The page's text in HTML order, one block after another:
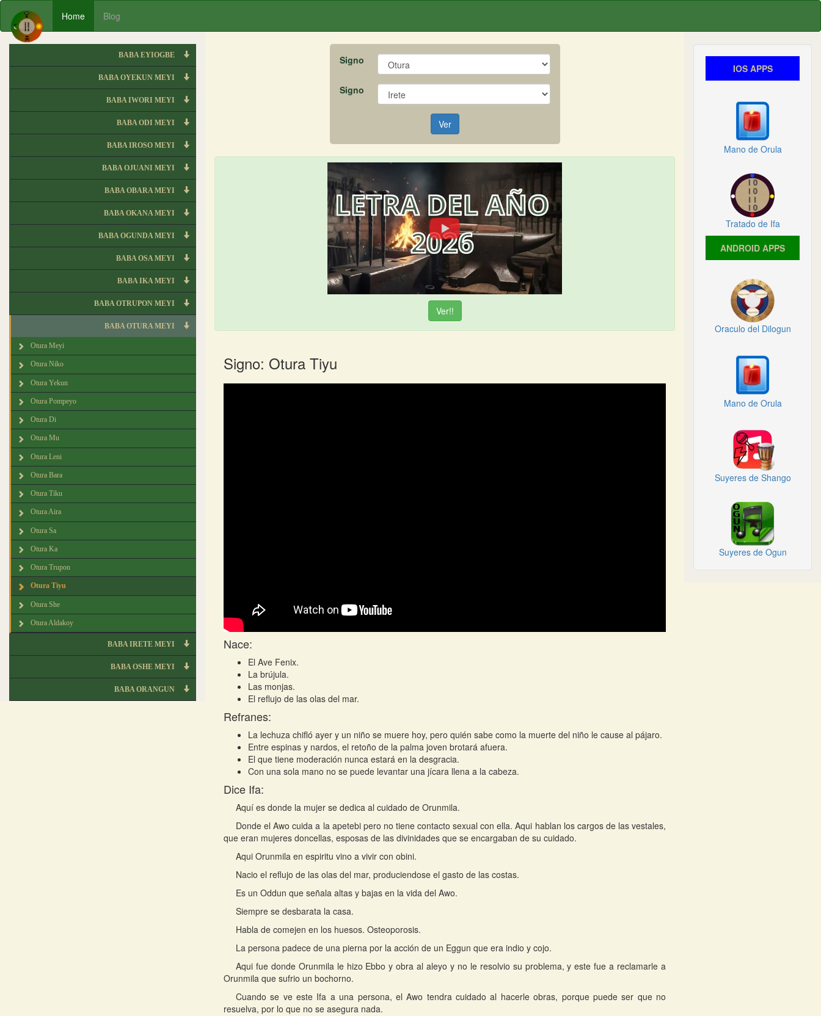
Home Blog
BABA EYIOGBE
BABA OYEKUN MEYI
BABA IWORI MEYI
BABA ODI MEYI
BABA IROSO MEYI
BABA OJUANI MEYI
BABA OBARA MEYI
BABA OKANA MEYI
BABA OGUNDA MEYI
BABA OSA MEYI
BABA IKA MEYI
BABA OTRUPON MEYI
BABA OTURA MEYI
Otura Meyi
Otura Niko
Otura Yekun
Otura Pompeyo
Otura Di
Otura Mu
Otura Leni
Otura Bara
Otura Tiku
Otura Aira
Otura Sa
Otura Ka
Otura Trupon
Otura Tiyu
Otura She
Otura Aldakoy
BABA IRETE MEYI
BABA OSHE MEYI
BABA ORANGUN
Signo
Signo
Ver
Ver!!
Signo: Otura Tiyu
Nace:
El Ave Fenix.
La brújula.
Las monjas.
El reflujo de las olas del mar.
Refranes:
La lechuza chifló ayer y un niño se muere hoy, pero quién sabe como la muerte del niño le cause al pájaro.
Entre espinas y nardos, el retoño de la palma joven brotará afuera.
El que tiene moderación nunca estará en la desgracia.
Con una sola mano no se puede levantar una jícara llena a la cabeza.
Dice Ifa:
Aquí es donde la mujer se dedica al cuidado de Orunmila.
Donde el Awo cuida a la apetebi pero no tiene contacto sexual con ella. Aqui hablan los cargos de las vestales,
que eran mujeres doncellas, esposas de las divinidades que se encargaban de su cuidado.
Aqui Orunmila en espiritu vino a vivir con obini.
Nacio el reflujo de las olas del mar, produciendose el gasto de las costas.
Es un Oddun que señala altas y bajas en la vida del Awo.
Siempre se desbarata la casa.
Habla de comejen en los huesos. Osteoporosis.
La persona padece de una pierna por la acción de un Eggun que era indio y cojo.
Aqui fue donde Orunmila le hizo Ebbo y obra al aleyo y no le resolvio su problema, y este fue a reclamarle a
Orunmila que sufrio un bochorno.
Cuando se ve este Ifa a una persona, el Awo tendra cuidado al hacerle obras, porque puede ser que no
resuelva, por lo que no se asegura nada.
IOS APPS
Mano de Orula
Tratado de Ifa
ANDROID APPS
Oraculo del Dilogun
Mano de Orula
Suyeres de Shango
Suyeres de Ogun